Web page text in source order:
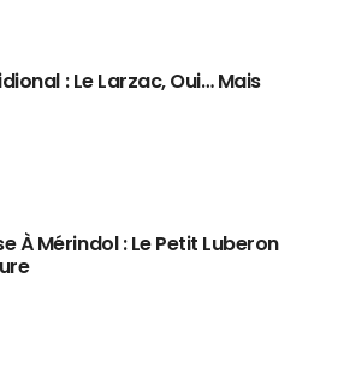
: Le Larzac, Oui… Mais
À Mérindol : Le Petit Luberon